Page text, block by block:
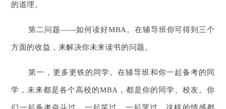
的道理。
第二问题——如何读好MBA。在辅导班你可得到三个
方面的收益，来解决你未来读书的问题。
第一，更多更铁的同学。在辅导班和你一起备考的同
学，未来都是各个高校的MBA，都是你的同学、校友。你